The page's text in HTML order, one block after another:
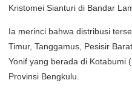
Kristomei Sianturi di Bandar
Ia merinci bahwa distribusi
Timur, Tanggamus, Pesisir
Yonif yang berada di Kotabumi
Provinsi Bengkulu.